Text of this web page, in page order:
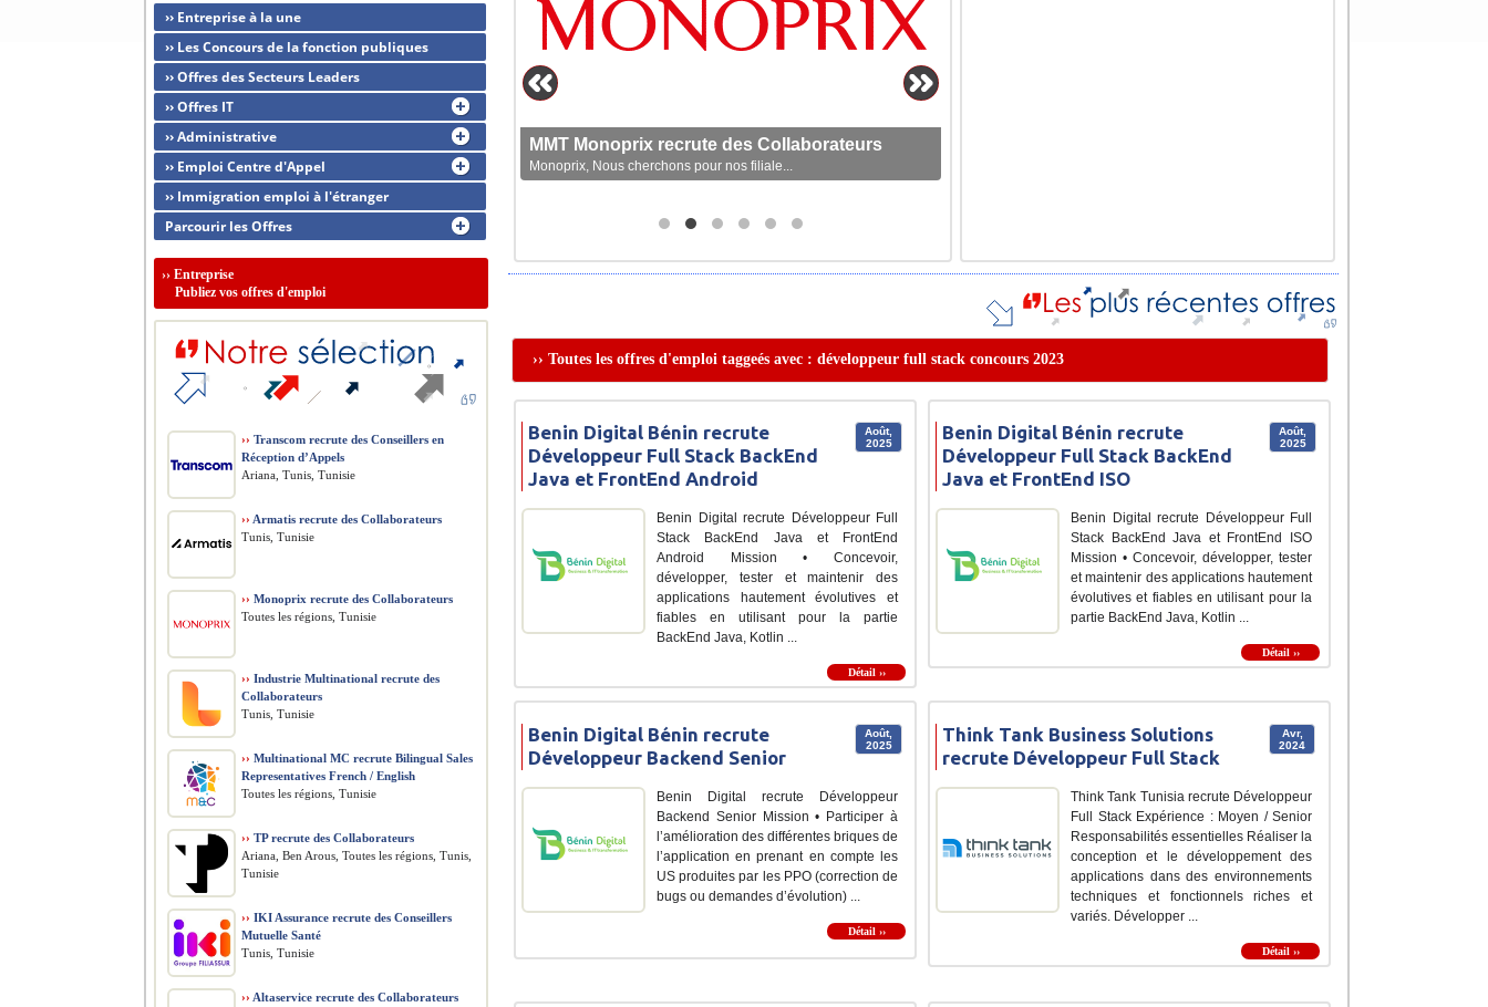
MMT Monoprix recrute des Collaborateurs
Monoprix, Nous cherchons pour nos filiale...
›› Toutes les offres d'emploi taggeés avec : développeur full stack concours 2023
Août,
2025
Benin Digital Bénin recrute
Développeur Full Stack BackEnd
Java et FrontEnd Android
Benin Digital recrute Développeur Full
Stack BackEnd Java et FrontEnd
Android Mission • Concevoir,
développer, tester et maintenir des
applications hautement évolutives et
fiables en utilisant pour la partie
BackEnd Java, Kotlin ...
Détail ››
Août,
2025
Benin Digital Bénin recrute
Développeur Full Stack BackEnd
Java et FrontEnd ISO
Benin Digital recrute Développeur Full
Stack BackEnd Java et FrontEnd ISO
Mission • Concevoir, développer, tester
et maintenir des applications hautement
évolutives et fiables en utilisant pour la
partie BackEnd Java, Kotlin ...
Détail ››
Août,
2025
Benin Digital Bénin recrute
Développeur Backend Senior
Benin Digital recrute Développeur
Backend Senior Mission • Participer à
l’amélioration des différentes briques de
l’application en prenant en compte les
US produites par les PPO (correction de
bugs ou demandes d’évolution) ...
Détail ››
Avr,
2024
Think Tank Business Solutions
recrute Développeur Full Stack
Think Tank Tunisia recrute Développeur
Full Stack Expérience : Moyen / Senior
Responsabilités essentielles Réaliser la
conception et le développement des
applications dans des environnements
techniques et fonctionnels riches et
variés. Développer ...
Détail ››
›› Entreprise à la une
›› Les Concours de la fonction publiques
›› Offres des Secteurs Leaders
›› Offres IT
›› Administrative
›› Emploi Centre d'Appel
›› Immigration emploi à l'étranger
Parcourir les Offres
›› Entreprise
Publiez vos offres d'emploi
›› Transcom recrute des Conseillers en
Réception d’Appels
Ariana, Tunis, Tunisie
›› Armatis recrute des Collaborateurs
Tunis, Tunisie
›› Monoprix recrute des Collaborateurs
Toutes les régions, Tunisie
›› Industrie Multinational recrute des
Collaborateurs
Tunis, Tunisie
›› Multinational MC recrute Bilingual Sales
Representatives French / English
Toutes les régions, Tunisie
›› TP recrute des Collaborateurs
Ariana, Ben Arous, Toutes les régions, Tunis,
Tunisie
›› IKI Assurance recrute des Conseillers
Mutuelle Santé
Tunis, Tunisie
›› Altaservice recrute des Collaborateurs